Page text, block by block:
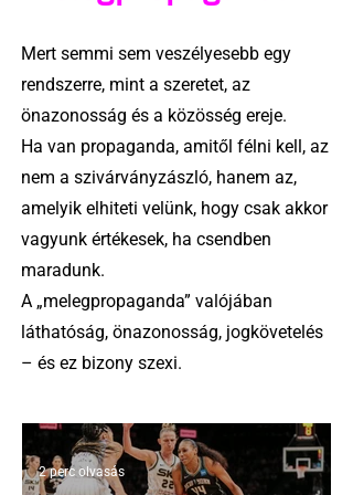
Mert semmi sem veszélyesebb egy
rendszerre, mint a szeretet, az
önazonosság és a közösség ereje.
Ha van propaganda, amitől félni kell, az
nem a szivárványzászló, hanem az,
amelyik elhiteti velünk, hogy csak akkor
vagyunk értékesek, ha csendben
maradunk.
A „melegpropaganda” valójában
láthatóság, önazonosság, jogkövetelés
– és ez bizony szexi.
2 perc olvasás